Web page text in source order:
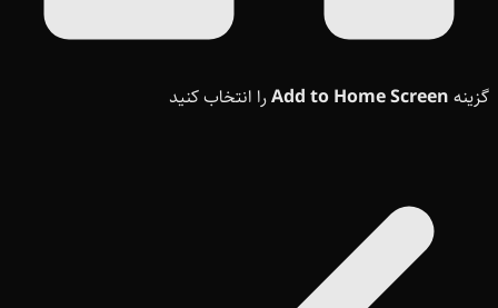
گزینه Add to Home Screenرا انتخاب کنید